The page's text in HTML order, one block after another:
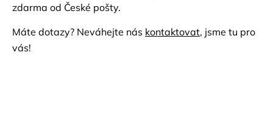
zdarma od České pošty.
Máte dotazy? Neváhejte nás kontaktovat, jsme tu pro
vás!